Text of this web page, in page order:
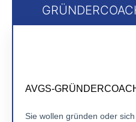
AVGS-
Sie wollen gründen oder
FLEXIBEL ONLINE